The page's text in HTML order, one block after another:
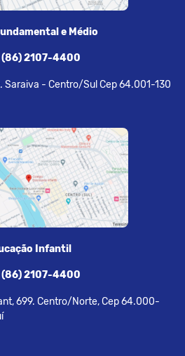
e Médio
(86) 2107-4400
Saraiva - Centro/Sul Cep 64.001-130
Infantil
(86) 2107-4400
699. Centro/Norte, Cep 64.000-